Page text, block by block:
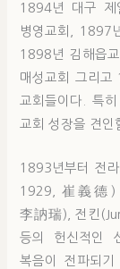
1894년 대구 제
병영교회, 1897
1898년 김해읍
매성교회 그리고
교회들이다. 특
교회 성장을 견인
1893년부터 전
1929, 崔義德)
李訥瑞), 전킨
등의 헌신적인
복음이 전파되기